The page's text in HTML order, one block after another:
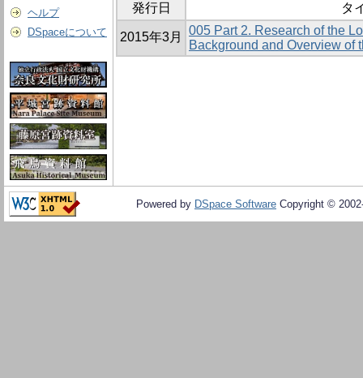
ヘルプ
DSpaceについて
発行日 タ
2015年3月
005 Part 2. Research of the
Background and Overview of
Powered by DSpace Software Copyright ©